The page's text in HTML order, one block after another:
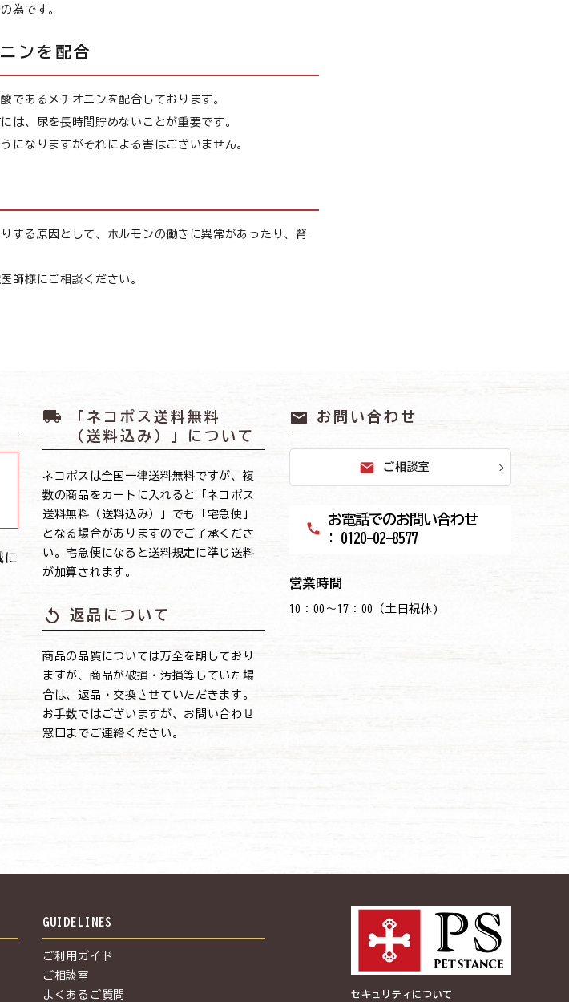
が細い 老猫の健康維持
為です。
ンを配合
であるメチオニンを配合しております。
は、尿を長時間貯めないことが重要です。
になりますがそれによる害はございません。
する原因として、ホルモンの働きに異常があったり、腎
師様にご相談ください。
に
local_shipping
「ネコポス送料無料
（送料込み）」について
ネコポスは全国一律送料無料ですが、複
数の商品をカートに入れると「ネコポス
送料無料（送料込み）」でも「宅急便」
となる場合がありますのでご了承くださ
い。宅急便になると送料規定に準じ送料
が加算されます。
replay 返品について
商品の品質については万全を期しており
ますが、商品が破損・汚損等していた場
合は、返品・交換させていただきます。
お手数ではございますが、お問い合わせ
窓口までご連絡ください。
mail お問い合わせ
mail ご相談室
call
お電話でのお問い合わせ
: 0120-02-8577
営業時間
10：00～17：00（土日祝休)
GUIDELINES
ご利用ガイド
ご相談室
よくあるご質問
セキュリティについて